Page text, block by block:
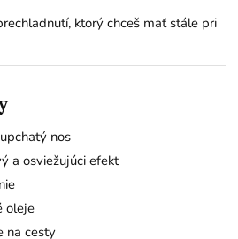
ktorý chceš mať stále pri
nos
a osviežujúci efekt
oleje
na cesty